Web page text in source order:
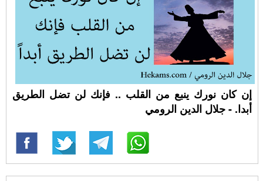
إن كان نورك ينبع من القلب .. فإنك لن تضل الطريق
أبدا. - جلال الدين الرومي